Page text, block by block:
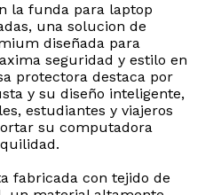
la funda para laptop
una solucion de
diseñada para
seguridad y estilo en
protectora destaca por
y su diseño inteligente,
estudiantes y viajeros
su computadora
fabricada con tejido de